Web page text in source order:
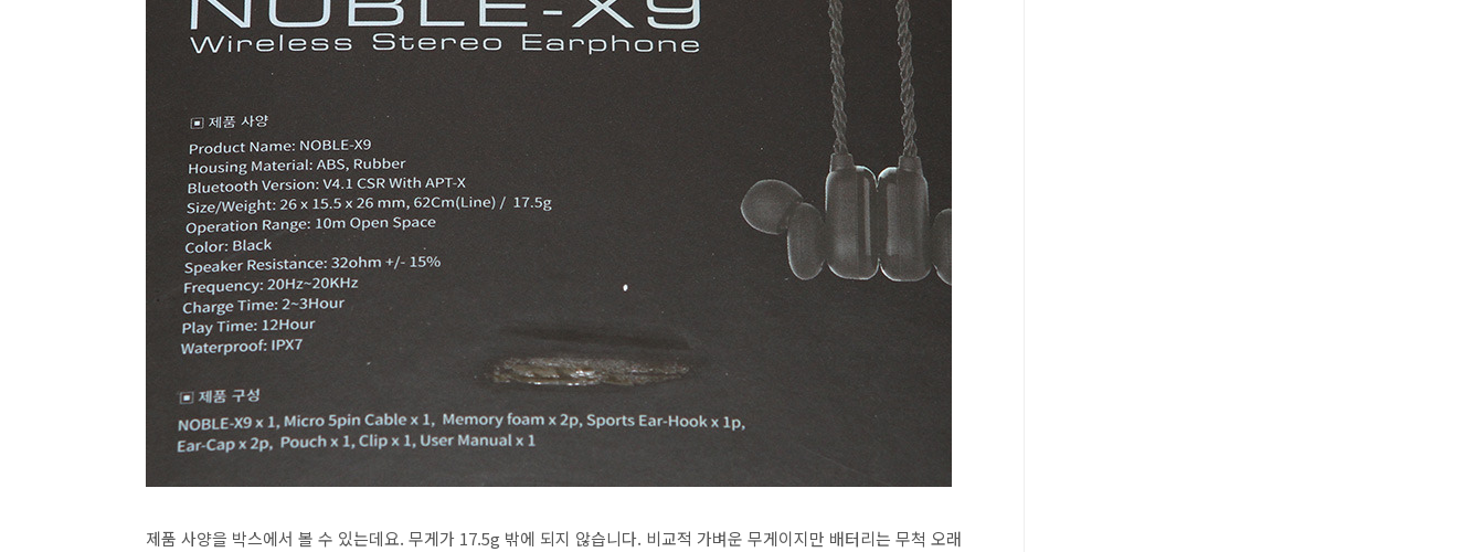
제품 사양을 박스에서 볼 수 있는데요. 무게가 17.5g 밖에 되지 않습니다. 비교적 가벼운 무게이지만 배터리는 무척 오래